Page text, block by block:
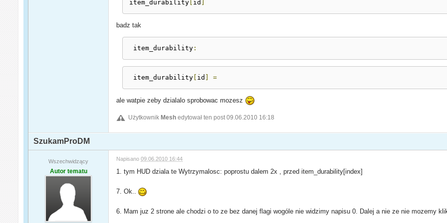
item_durability [ id ]
badz tak
item_durability :
item_durability [ id ] =
ale watpie zeby dzialalo sprobowac mozesz
Użytkownik Mesh edytował ten post 09.06.2010 16:18
SzukamProDM
Wszechwidzący
Autor tematu
Napisano09.06.2010 16:44
1. tym HUD dziala te Wytrzymalosc: poprostu dalem 2x , przed item_durability[index]
7. Ok..
6. Mam juz 2 strone ale chodzi o to ze bez danej flagi wogóle nie widzimy napisu 0. Dalej a nie ze nie mozemy